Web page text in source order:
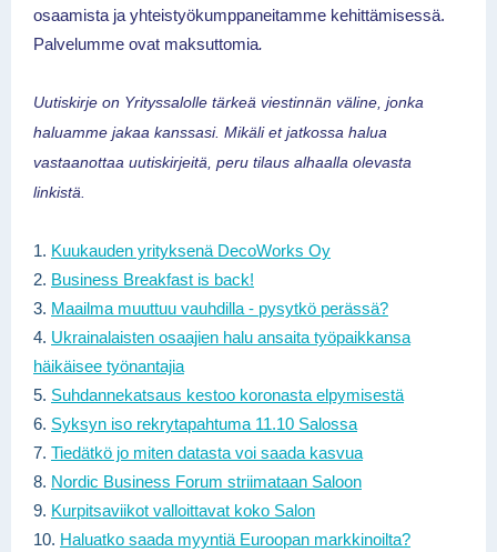
osaamista ja yhteistyökumppaneitamme kehittämisessä.
Palvelumme ovat maksuttomia.
Uutiskirje on Yrityssalolle tärkeä viestinnän väline, jonka
haluamme jakaa kanssasi. Mikäli et jatkossa halua
vastaanottaa uutiskirjeitä, peru tilaus alhaalla olevasta
linkistä.
1. Kuukauden yrityksenä DecoWorks Oy
2. Business Breakfast is back!
3. Maailma muuttuu vauhdilla - pysytkö perässä?
4. Ukrainalaisten osaajien halu ansaita työpaikkansa
häikäisee työnantajia
5. Suhdannekatsaus kestoo koronasta elpymisestä
6. Syksyn iso rekrytapahtuma 11.10 Salossa
7. Tiedätkö jo miten datasta voi saada kasvua
8. Nordic Business Forum striimataan Saloon
9. Kurpitsaviikot valloittavat koko Salon
10. Haluatko saada myyntiä Euroopan markkinoilta?